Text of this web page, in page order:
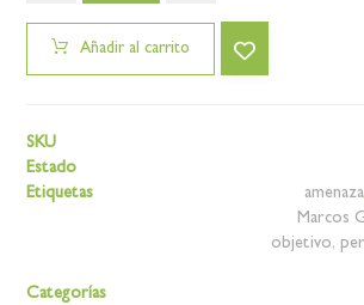
Añadir al carrito
SKU
Estado
Etiquetas
amenaza
Marcos
objetivo,
Categorías